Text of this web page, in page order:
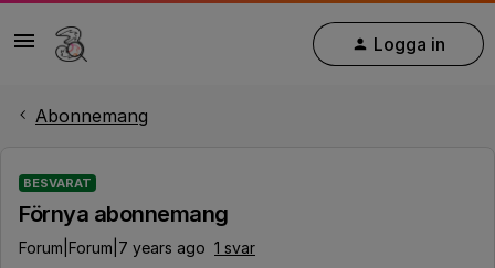
Logga in
Abonnemang
BESVARAT
Förnya abonnemang
Forum|Forum|7 years ago 1 svar